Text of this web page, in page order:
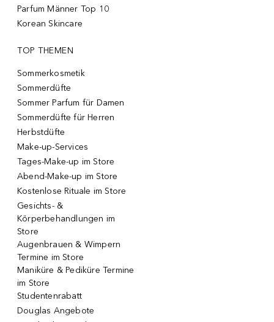
Parfum Männer Top 10
Korean Skincare
TOP THEMEN
Sommerkosmetik
Sommerdüfte
Sommer Parfum für Damen
Sommerdüfte für Herren
Herbstdüfte
Make-up-Services
Tages-Make-up im Store
Abend-Make-up im Store
Kostenlose Rituale im Store
Gesichts- &
Körperbehandlungen im
Store
Augenbrauen & Wimpern
Termine im Store
Maniküre & Pediküre Termine
im Store
Studentenrabatt
Douglas Angebote